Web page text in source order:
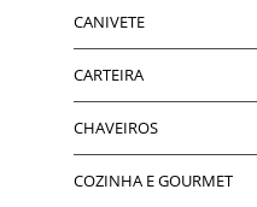
CANIVETE
CARTEIRA
CHAVEIROS
COZINHA E GOURMET